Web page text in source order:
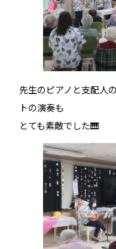
先生のピアノと支配人
トの演奏も
とても素敵でした🎹